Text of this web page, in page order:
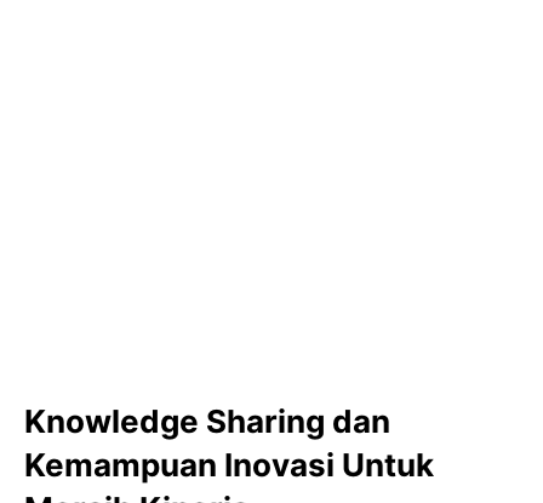
Knowledge Sharing dan
Kemampuan Inovasi Untuk